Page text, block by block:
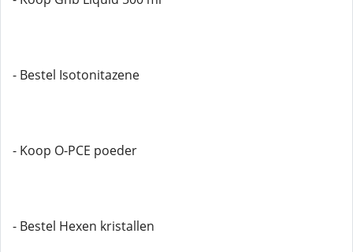
- Bestel Isotonitazene
- Koop O-PCE poeder
- Bestel Hexen kristallen